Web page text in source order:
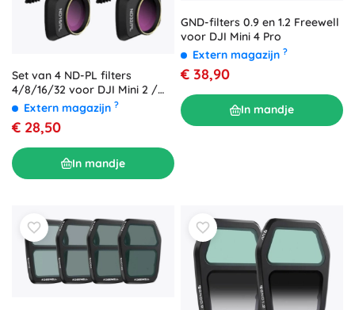
Set van 4 ND-PL filters
4/8/16/32 voor DJI Mini 2 /
Mini 2 SE van Sunnylife
Extern magazijn ?
€ 28,50
In mandje
GND-filters 0.9 en 1.2 Freewell
voor DJI Mini 4 Pro
Extern magazijn ?
€ 38,90
In mandje